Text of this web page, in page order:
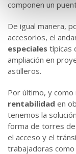
componen un
De igual manera,
accesorios, el
especiales típicas
ampliación en
astilleros.
Por último, y
rentabilidad en
tenemos la
forma de torres
el acceso y el
trabajadoras